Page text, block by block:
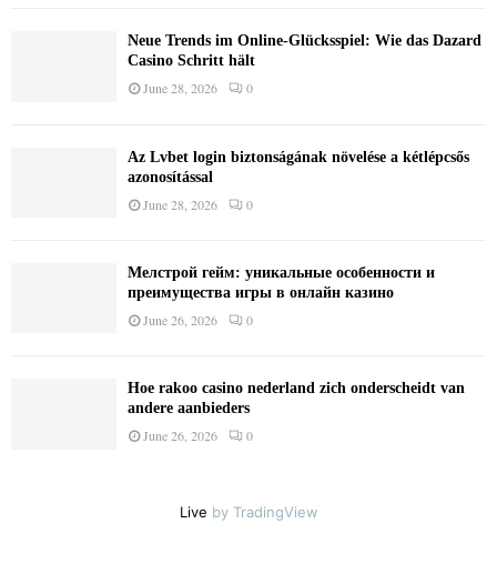
Neue Trends im Online-Glücksspiel: Wie das Dazard
Casino Schritt hält
June 28, 2026 0
Az Lvbet login biztonságának növelése a kétlépcsős
azonosítással
June 28, 2026 0
Мелстрой гейм: уникальные особенности и
преимущества игры в онлайн казино
June 26, 2026 0
Hoe rakoo casino nederland zich onderscheidt van
andere aanbieders
June 26, 2026 0
Live by TradingView